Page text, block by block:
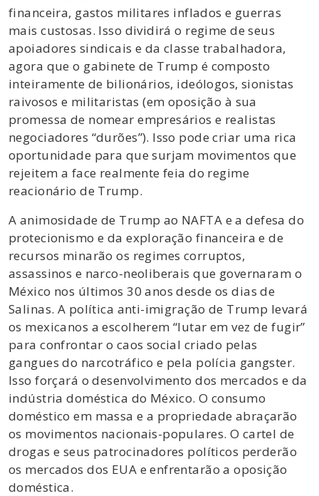
financeira, gastos militares inflados e guerras
mais custosas. Isso dividirá o regime de seus
apoiadores sindicais e da classe trabalhadora,
agora que o gabinete de Trump é composto
inteiramente de bilionários, ideólogos, sionistas
raivosos e militaristas (em oposição à sua
promessa de nomear empresários e realistas
negociadores “durões”). Isso pode criar uma rica
oportunidade para que surjam movimentos que
rejeitem a face realmente feia do regime
reacionário de Trump.
A animosidade de Trump ao NAFTA e a defesa do
protecionismo e da exploração financeira e de
recursos minarão os regimes corruptos,
assassinos e narco-neoliberais que governaram o
México nos últimos 30 anos desde os dias de
Salinas. A política anti-imigração de Trump levará
os mexicanos a escolherem “lutar em vez de fugir”
para confrontar o caos social criado pelas
gangues do narcotráfico e pela polícia gangster.
Isso forçará o desenvolvimento dos mercados e da
indústria doméstica do México. O consumo
doméstico em massa e a propriedade abraçarão
os movimentos nacionais-populares. O cartel de
drogas e seus patrocinadores políticos perderão
os mercados dos EUA e enfrentarão a oposição
doméstica.